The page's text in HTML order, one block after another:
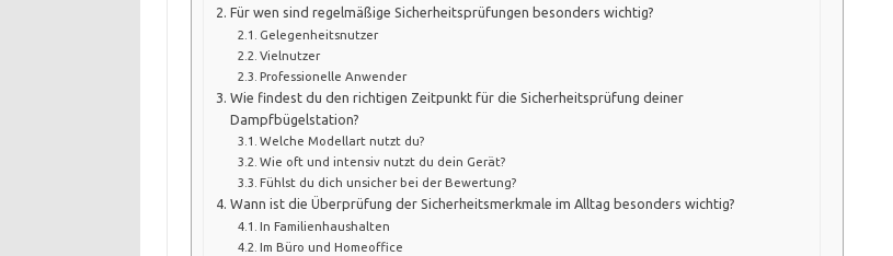
Für wen sind regelmäßige Sicherheitsprüfungen besonders wichtig?
Gelegenheitsnutzer
Vielnutzer
Professionelle Anwender
Wie findest du den richtigen Zeitpunkt für die Sicherheitsprüfung deiner
Dampfbügelstation?
Welche Modellart nutzt du?
Wie oft und intensiv nutzt du dein Gerät?
Fühlst du dich unsicher bei der Bewertung?
Wann ist die Überprüfung der Sicherheitsmerkmale im Alltag besonders wichtig?
In Familienhaushalten
Im Büro und Homeoffice